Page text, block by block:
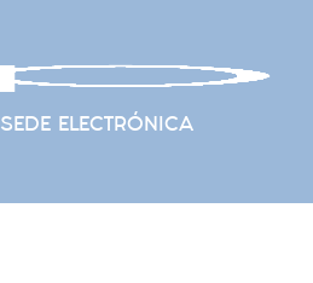
SEDE ELECTRÓNICA